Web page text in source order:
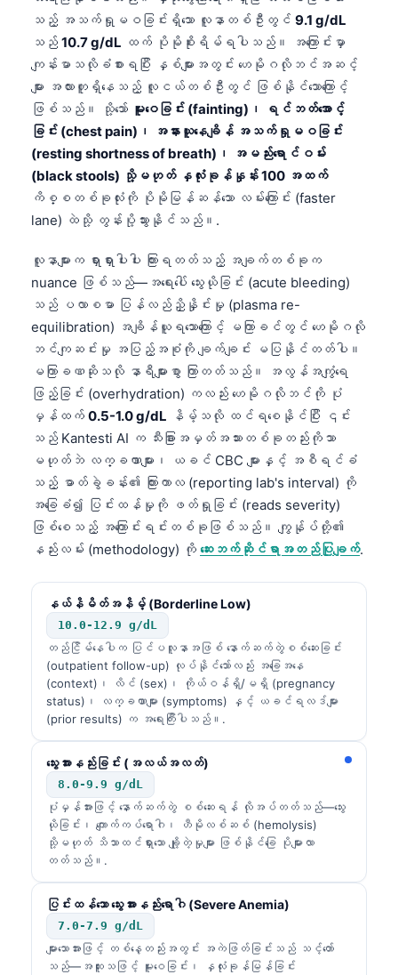
သည့် အသက်ရှုမဝခြင်းရှိသော လူနာတစ်ဦးတွင် 9.1 g/dL
သည် 10.7 g/dL ထက် ပိုမိုစိုးရိမ်ရပါသည်။ အကြောင်းမှာ
ကျန်းမာသလိုခံစားရပြီး နှစ်များအတွင်း ဟေမိုဂလိုဘင်အဆင့်
များ အလားတူရှိနေသည့် လူငယ်တစ်ဦးတွင် ဖြစ်နိုင်သောကြောင့်
ဖြစ်သည်။ သို့သော် မူးဝေခြင်း (fainting)၊ ရင်ဘတ်အောင့်
ခြင်း (chest pain)၊ အနားယူနေချိန် အသက်ရှုမဝခြင်း
(resting shortness of breath)၊ အမည်းရောင်ဝမ်း
(black stools) သို့မဟုတ် နှလုံးခုန်နှုန်း 100 အထက်
ကိစ္စတစ်ခုလုံးကို ပိုမိုမြန်ဆန်သော လမ်းကြောင်း (faster
lane) ထဲသို့ တွန်းပို့သွားနိုင်သည်။.
လူနာများက ရှားရှားပါးပါး ကြားရတတ်သည့် အချက်တစ်ခုက
nuance ဖြစ်သည်—အရေးပေါ် သွေးယိုခြင်း (acute bleeding)
သည် ပလာစမာ ပြန်လည်ညှိနှိုင်းမှု (plasma re-
equilibration) အချိန်ယူရသောကြောင့် မကြာခင်တွင် ဟေမိုဂလို
ဘင်ကျဆင်းမှု အပြည့်အစုံကို ချက်ချင်း မပြနိုင်တတ်ပါ။
မကြာခဏဆိုသလို နာရီများစွာ ကြာတတ်သည်။ အလွန်အကျွံရေ
ဖြည့်ခြင်း (overhydration) ကလည်း ဟေမိုဂလိုဘင်ကို ပုံ
မှန်ထက် 0.5-1.0 g/dL နိမ့်သလို ထင်ရစေနိုင်ပြီး ၎င်း
သည် Kantesti AI က သီးခြားအမှတ်အသားတစ်ခုတည်းကိုသာ
မဟုတ်ဘဲ လက္ခဏာများ၊ ယခင် CBC များနှင့် အစီရင်ခံ
သည့် ဓာတ်ခွဲခန်း၏ ကြားကာလ (reporting lab's interval) ကို
အခြေခံ၍ ပြင်းထန်မှုကို ဖတ်ရှုခြင်း (reads severity)
ဖြစ်စေသည့် အကြောင်းရင်းတစ်ခုဖြစ်သည်။ ကျွန်ုပ်တို့၏
နည်းလမ်း (methodology) ကို ဆေးဘက်ဆိုင်ရာအတည်ပြုချက်.
နယ်နိမိတ်အနိမ့် (Borderline Low)
10.0-12.9 g/dL
တည်ငြိမ်နေပါက ပြင်ပလူနာအဖြစ် နောက်ဆက်တွဲစစ်ဆေးခြင်း
(outpatient follow-up) လုပ်နိုင်သော်လည်း အခြေအနေ
(context)၊ လိင် (sex)၊ ကိုယ်ဝန်ရှိ/မရှိ (pregnancy
status)၊ လက္ခဏာများ (symptoms) နှင့် ယခင်ရလဒ်များ
(prior results) က အရေးကြီးပါသည်။.
သွေးအားနည်းခြင်း (အလယ်အလတ်)
8.0-9.9 g/dL
ပုံမှန်အားဖြင့် နောက်ဆက်တွဲ စစ်ဆေးရန် လိုအပ်တတ်သည်—သွေး
ယိုခြင်း၊ ကျောက်ကပ်ရောဂါ၊ ဟီမိုလစ်ဆစ် (hemolysis)
သို့မဟုတ် သိသာထင်ရှားသော ချို့တဲ့မှုများ ဖြစ်နိုင်ခြေ ပိုများလာ
တတ်သည်။.
ပြင်းထန်သော သွေးအားနည်းရောဂါ (Severe Anemia)
7.0-7.9 g/dL
များသောအားဖြင့် တစ်နေ့တည်းအတွင်း အကဲဖြတ်ခြင်းသည် သင့်တော်
သည်—အထူးသဖြင့် မူးဝေခြင်း၊ နှလုံးခုန်မြန်ခြင်း